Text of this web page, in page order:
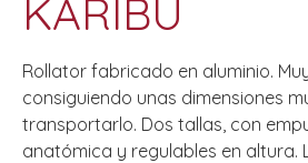
KARIBÚ
Rollator fabricado en aluminio.
consiguiendo unas dimensiones
transportarlo. Dos tallas, con
anatómica y regulables en altura.